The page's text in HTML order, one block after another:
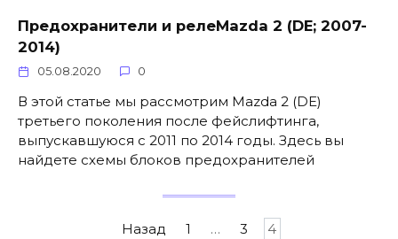
Предохранители и релеMazda 2 (DE; 2007-
2014)
05.08.2020 0
В этой статье мы рассмотрим Mazda 2 (DE)
третьего поколения после фейслифтинга,
выпускавшуюся с 2011 по 2014 годы. Здесь вы
найдете схемы блоков предохранителей
Назад 1 … 3 4